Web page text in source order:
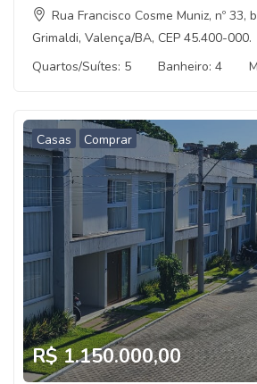
Rua Francisco Cosme Muniz, nº 33,
Grimaldi, Valença/BA, CEP 45.400-000.
Quartos/Suítes: 5 Banheiro: 4
Casas Comprar
R$ 1.150.000,00